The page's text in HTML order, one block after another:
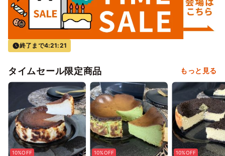
終了まで4:21:20
タイムセール限定商品 もっと見る
10%OFF 10%OFF 10%OFF